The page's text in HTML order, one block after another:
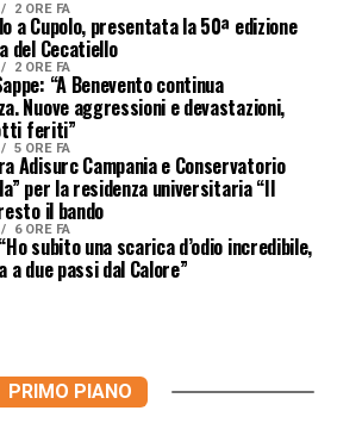
2 ORE FA
a Cupolo, presentata la 50ª edizione
del Cecatiello
2 ORE FA
“A Benevento continua
Nuove aggressioni e devastazioni,
feriti”
5 ORE FA
Adisurc Campania e Conservatorio
per la residenza universitaria “Il
il bando
6 ORE FA
subito una scarica d’odio incredibile,
a due passi dal Calore”
PRIMO PIANO